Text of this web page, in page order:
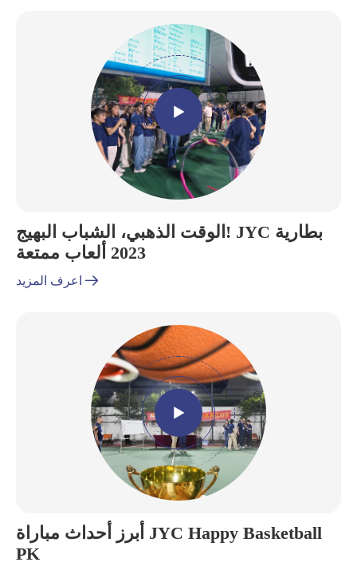

الوقت الذهبي، الشباب البهيج! JYC بطارية
2023 ألعاب ممتعة


أبرز أحداث مباراة JYC Happy Basketball
PK